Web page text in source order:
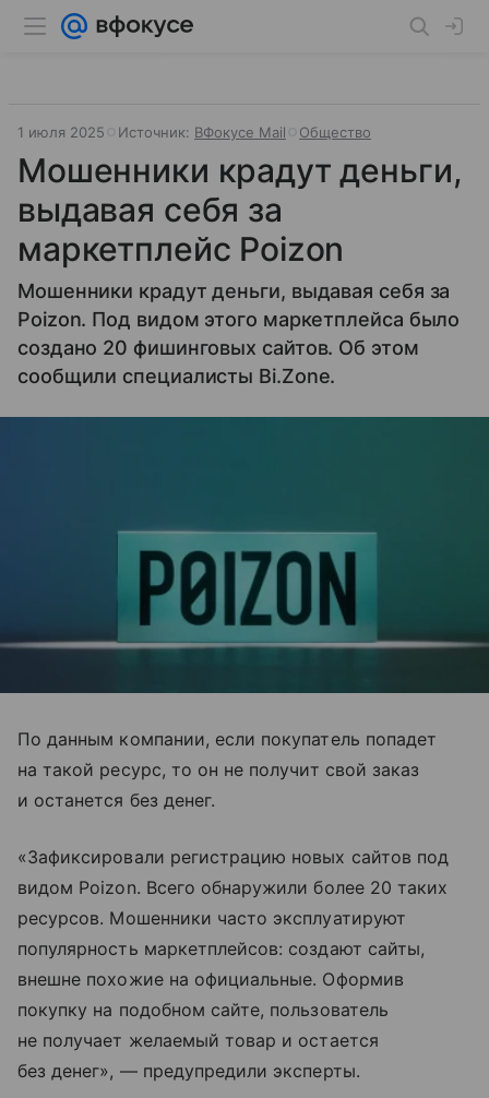
1 июля 2025 Источник: ВФокусе Mail Общество
Мошенники крадут деньги,
выдавая себя за
маркетплейс Poizon
Мошенники крадут деньги, выдавая себя за
Poizon. Под видом этого маркетплейса было
создано 20 фишинговых сайтов. Об этом
сообщили специалисты Bi.Zone.
По данным компании, если покупатель попадет
на такой ресурс, то он не получит свой заказ
и останется без денег.
«Зафиксировали регистрацию новых сайтов под
видом Poizon. Всего обнаружили более 20 таких
ресурсов. Мошенники часто эксплуатируют
популярность маркетплейсов: создают сайты,
внешне похожие на официальные. Оформив
покупку на подобном сайте, пользователь
не получает желаемый товар и остается
без денег», — предупредили эксперты.